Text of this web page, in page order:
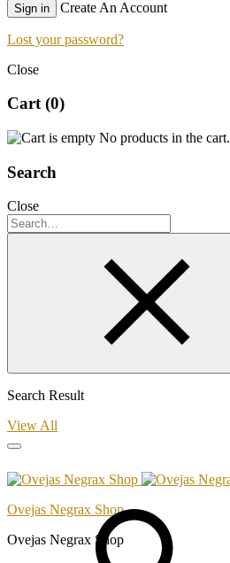
Sign in Create An Account
Lost your password?
Close
Cart(0)
No products in the cart.
Search
Close
Search Result
View All
Ovejas Negrax Shop
Ovejas Negrax Shop